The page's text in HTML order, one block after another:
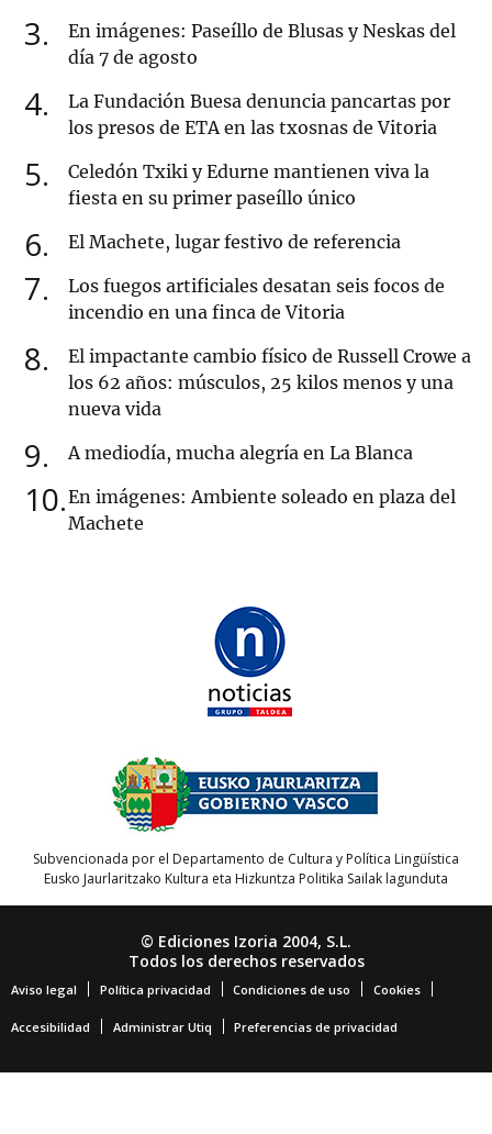
3
En imágenes: Paseíllo de Blusas y Neskas del
día 7 de agosto
4
La Fundación Buesa denuncia pancartas por
los presos de ETA en las txosnas de Vitoria
5
Celedón Txiki y Edurne mantienen viva la
fiesta en su primer paseíllo único
6 El Machete, lugar festivo de referencia
7
Los fuegos artificiales desatan seis focos de
incendio en una finca de Vitoria
8
El impactante cambio físico de Russell Crowe a
los 62 años: músculos, 25 kilos menos y una
nueva vida
9 A mediodía, mucha alegría en La Blanca
10 En imágenes: Ambiente soleado en plaza del
Machete
Subvencionada por el Departamento de Cultura y Política Lingüística
Eusko Jaurlaritzako Kultura eta Hizkuntza Politika Sailak lagunduta
© Ediciones Izoria 2004, S.L.
Todos los derechos reservados
Aviso legal Política privacidad Condiciones de uso Cookies
Accesibilidad Administrar Utiq Preferencias de privacidad